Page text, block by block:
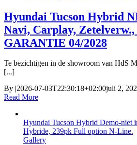
Hyundai Tucson Hybrid
Navi, Carplay,
GARANTIE 04/2028
Te bezichtigen in de showroom van HdS
[...]
By |2026-07-03T22:30:18+02:00juli 2,
Read More
Hyundai Tucson Hybrid Demo-niet
Hybride, 239pk Full option N-Line.
Gallery